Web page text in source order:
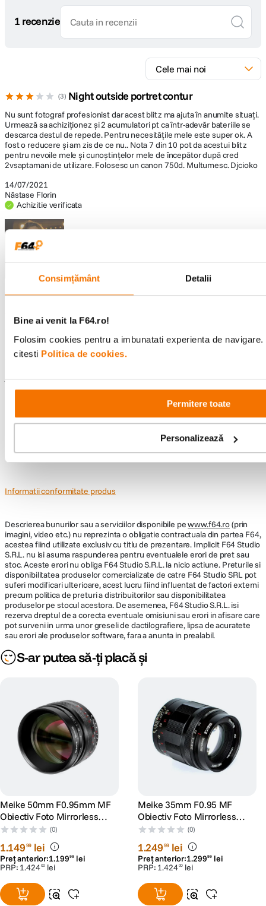
Consimțământ Detalii
Bine ai venit la F64.ro!
Folosim cookies pentru a imbunatati experienta de
citesti Politica de cookies.
Permitere toate
Personalizează
1 recenzie
3 Night outside portret contur
14/07/2021
Năstase Florin
Achizitie verificata
Nu sunt fotograf profesionist dar acest blitz ma ajuta în anumite situați.
Urmează sa achiziționez și 2 acumulatori pt ca într-adevăr bateriile se
descarca destul de repede. Pentru necesitățile mele este super ok. A
fost o reducere și am zis de ce nu.. Nota 7 din 10 pot da acestui blitz
pentru nevoile mele și cunoștințelor mele de începător după cred
2vsaptamani de utilizare. Folosesc un canon 750d. Multumesc. Djcioko
Night, girl,
portret
V-a fost de ajutor aceasta recenzie? 0
0
afisarea recenzia1-1 Înapoi sus
Întrebări și răspunsuri
Nu găsești răspunsul pe care îl cauți?
Pune o întrebare
Informatii conformitate produs
Descrierea bunurilor sau a serviciilor disponibile pewww.f64.ro(prin
imagini, video etc.) nu reprezinta o obligatie contractuala din partea F64,
acestea fiind utilizate exclusiv cu titlu de prezentare. Implicit F64 Studio
S.R.L. nu isi asuma raspunderea pentru eventualele erori de pret sau
stoc. Aceste erori nu obliga F64 Studio S.R.L. la nicio actiune. Preturile si
disponibilitatea produselor comercializate de catre F64 Studio SRL pot
suferi modificari ulterioare, acest lucru fiind influentat de factori externi
precum politica de preturi a distribuitorilor sau disponibilitatea
produselor pe stocul acestora. De asemenea, F64 Studio S.R.L. isi
rezerva dreptul de a corecta eventuale omisiuni sau erori in afisare care
pot surveni in urma unor greseli de dactilografiere, lipsa de acuratete
sau erori ale produselor software, fara a anunta in prealabil.
S-ar putea să-ți placă și
Meike 50mm F0.95mm MF
Obiectiv Foto Mirrorless
Montura Z
(0)
1.14999 lei
Preț anterior:1.19999 lei
PRP: 1.42400 lei
Meike 35mm F0.95 MF
Obiectiv Foto Mirrorless
Montura E
(0)
1.24999 lei
Preț anterior:1.29999 lei
PRP: 1.42400 lei